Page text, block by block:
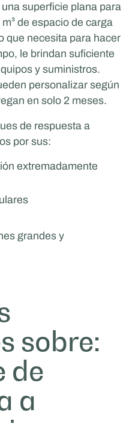
superficie plana para
de espacio de carga
que necesita para hacer
le brindan suficiente
y suministros.
personalizar según
en solo 2 meses.
de respuesta a
por sus:
extremadamente
grandes y
sobre:
de
a